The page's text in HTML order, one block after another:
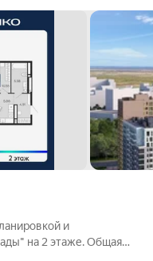
и
на 2 этаже. Общая